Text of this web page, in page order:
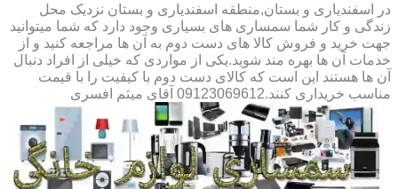
در اسفندیاری و بستان,منطقه اسفندیاری و بستان نزدیک محل
زندگی و کار شما سمساری های بسیاری وجود دارد که شما میتوانید
جهت خرید و فروش کالا های دست دوم به آن ها مراجعه کنید و از
خدمات آن ها بهره مند شوید.یکی از مواردی که خیلی از افراد دنبال
آن ها هستند این است که کالای دست دوم با کیفیت را با قیمت
مناسب خریداری کنند.09123069612 آقای میثم افسری